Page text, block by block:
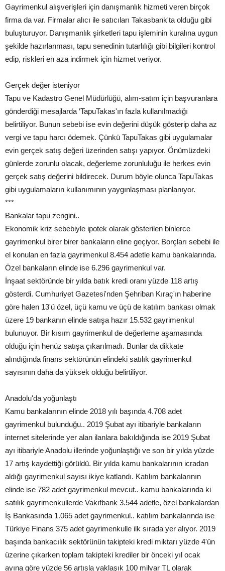
Gayrimenkul alışverişleri için danışmanlık hizmeti veren birçok
firma da var. Firmalar alıcı ile satıcıları Takasbank'ta olduğu gibi
buluşturuyor. Danışmanlık şirketleri tapu işleminin kuralına uygun
şekilde hazırlanması, tapu senedinin tutarlılığı gibi bilgileri kontrol
edip, riskleri en aza indirmek için hizmet veriyor.
Gerçek değer isteniyor
Tapu ve Kadastro Genel Müdürlüğü, alım-satım için başvuranlara
gönderdiği mesajlarda ‘TapuTakas'ın fazla kullanılmadığı
belirtiliyor. Bunun sebebi ise evin değerini düşük gösterip daha az
vergi ve tapu harcı ödemek. Çünkü TapuTakas gibi uygulamalar
evin gerçek satış değeri üzerinden satışı yapıyor. Önümüzdeki
günlerde zorunlu olacak, değerleme zorunluluğu ile herkes evin
gerçek satış değerini bildirecek. Durum böyle olunca TapuTakas
gibi uygulamaların kullanımının yaygınlaşması planlanıyor.
***
Bankalar tapu zengini..
Ekonomik kriz sebebiyle ipotek olarak gösterilen binlerce
gayrimenkul birer birer bankaların eline geçiyor. Borçları sebebi ile
el konulan en fazla gayrimenkul 8.454 adetle kamu bankalarında.
Özel bankaların elinde ise 6.296 gayrimenkul var.
İnşaat sektöründe bir yılda batık kredi oranı yüzde 118 artış
gösterdi. Cumhuriyet Gazetesi'nden Şehriban Kıraç'ın haberine
göre halen 13'ü özel, üçü kamu ve üçü de katılım bankası olmak
üzere 19 bankanın elinde satışa hazır 15.532 gayrimenkul
bulunuyor. Bir kısım gayrimenkul de değerleme aşamasında
olduğu için henüz satışa çıkarılmadı. Bunlar da dikkate
alındığında finans sektörünün elindeki satılık gayrimenkul
sayısının daha da yüksek olduğu belirtiliyor.
Anadolu'da yoğunlaştı
Kamu bankalarının elinde 2018 yılı başında 4.708 adet
gayrimenkul bulunduğu.. 2019 Şubat ayı itibariyle bankaların
internet sitelerinde yer alan ilanlara bakıldığında ise 2019 Şubat
ayı itibariyle Anadolu illerinde yoğunlaştığı ve son bir yılda yüzde
17 artış kaydettiği görüldü. Bir yılda kamu bankalarının icradan
aldığı gayrimenkul sayısı ikiye katlandı. Katılım bankalarının
elinde ise 782 adet gayrimenkul mevcut.. kamu bankalarında ki
satılık gayrimenkullerde Vakıfbank 3.544 adetle, özel bankalardan
İş Bankasında 1.065 adet gayrimenkul.. katılım bankalarında ise
Türkiye Finans 375 adet gayrimenkulle ilk sırada yer alıyor. 2019
başında bankacılık sektörünün takipteki kredi miktarı yüzde 4'ün
üzerine çıkarken toplam takipteki krediler bir önceki yıl ocak
ayına göre yüzde 56 artışla yaklaşık 100 milyar TL olarak